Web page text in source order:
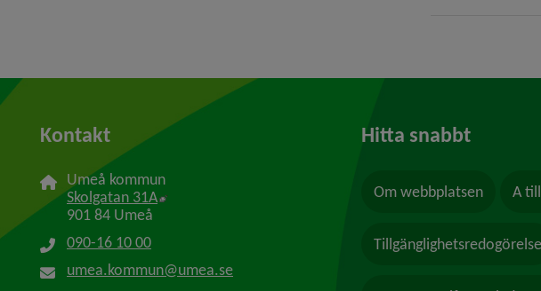
Kontakt
Umeå kommun
Skolgatan 31A Länk till annan webbplats, öppnas i nytt fönster.
901 84 Umeå
090-16 10 00
umea.kommun@umea.se
Hitta snabbt
Om webbplatsen A
Tillgänglighetsredogörelse